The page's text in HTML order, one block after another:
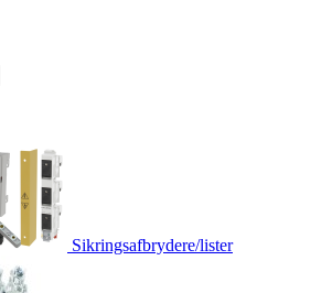
Sikringsafbrydere/lister